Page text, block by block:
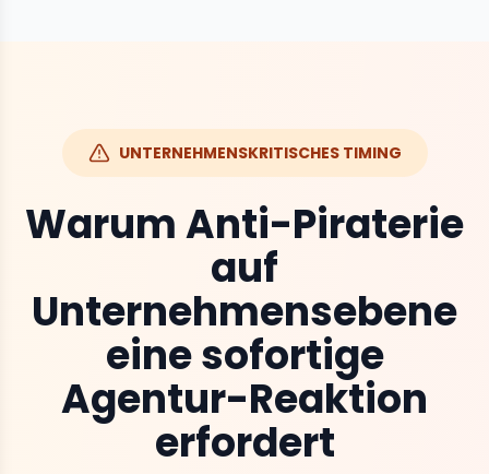
UNTERNEHMENSKRITISCHES TIMING
Warum Anti-Piraterie
auf
Unternehmensebene
eine sofortige
Agentur-Reaktion
erfordert